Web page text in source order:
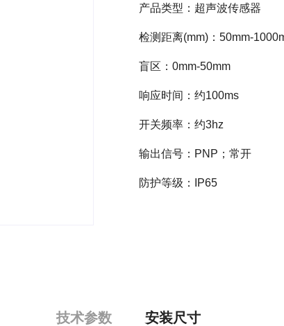
产品类型：超声波传感器
检测距离(mm)：50mm-
盲区：0mm-50mm
响应时间：约100ms
开关频率：约3hz
输出信号：PNP；常开
防护等级：IP65
技术参数 安装尺寸